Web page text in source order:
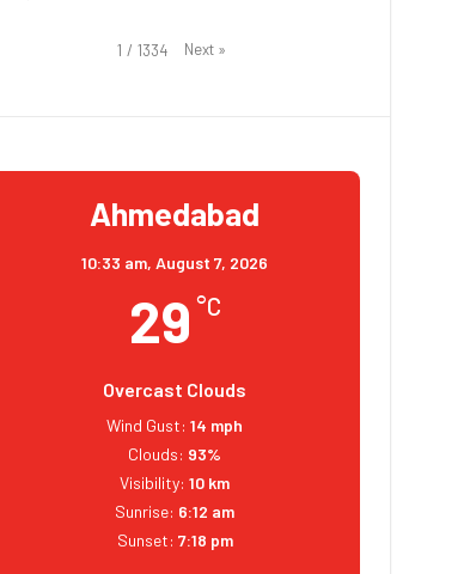
1 / 1334 Next »
Ahmedabad
10:33 am, August 7, 2026
29 °C
Overcast Clouds
Wind Gust: 14 mph
Clouds: 93%
Visibility: 10 km
Sunrise: 6:12 am
Sunset: 7:18 pm